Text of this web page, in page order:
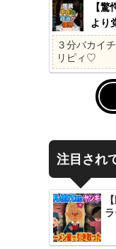
【
より
41%
の?
３分バカイ
リピィ♡
注目され